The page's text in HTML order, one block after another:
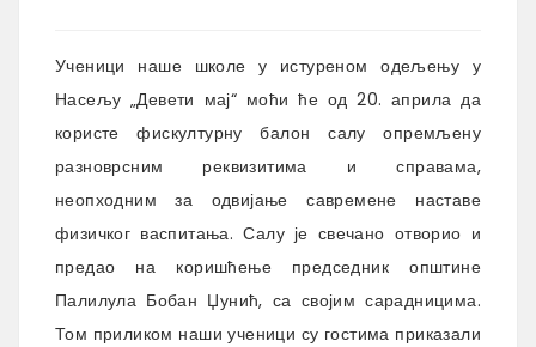
Ученици наше школе у истуреном одељењу у
Насељу „Девети мај“ моћи ће од 20. априла да
користе фискултурну балон салу опремљену
разноврсним реквизитима и справама,
неопходним за одвијање савремене наставе
физичког васпитања. Салу је свечано отворио и
предао на коришћење председник општине
Палилула Бобан Џунић, са својим сарадницима.
Том приликом наши ученици су гостима приказали